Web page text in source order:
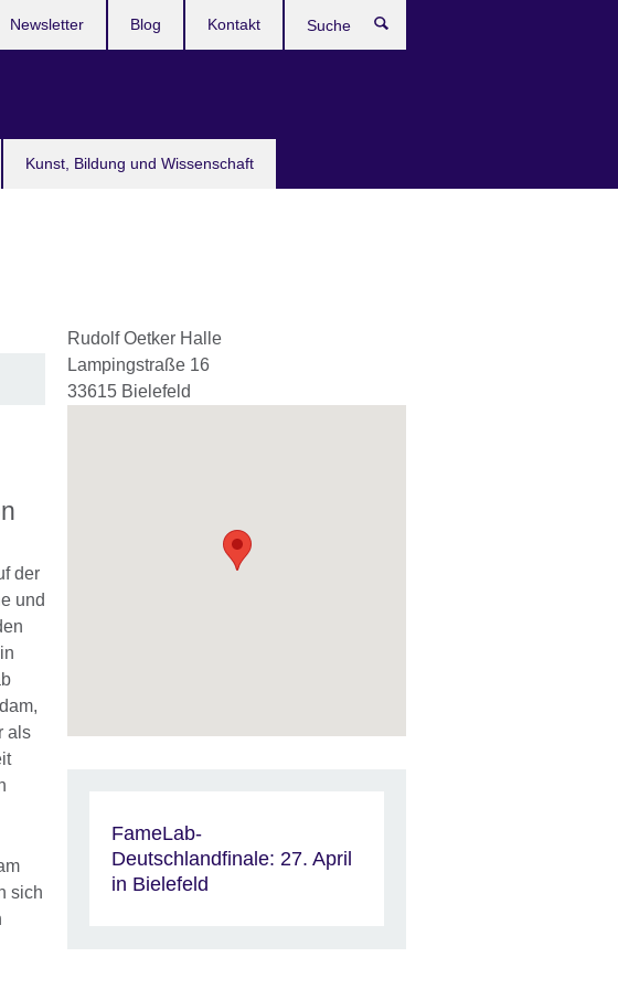
Kunst, Bildung und Wissenschaft
Newsletter Blog Kontakt
der
und
als
sich
Rudolf Oetker Halle
Lampingstraße 16
33615 Bielefeld
FameLab-
Deutschlandfinale: 27. April
in Bielefeld